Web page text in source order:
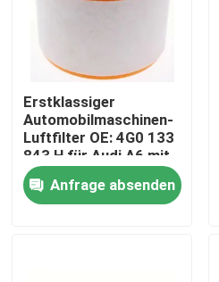
Haus
Erstklassiger
Automobilmaschinen-
Luftfilter OE: 4G0 133
843 H für Audi A6 mit
2.0L Turbo (12-19)
Anfrage absenden